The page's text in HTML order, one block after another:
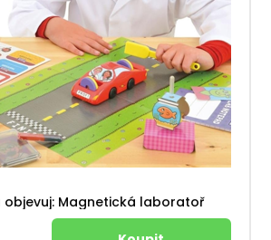
objevuj: Magnetická laboratoř